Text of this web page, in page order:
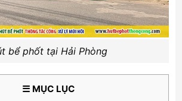
bể phốt tại Hải Phòng
☰ MỤC LỤC